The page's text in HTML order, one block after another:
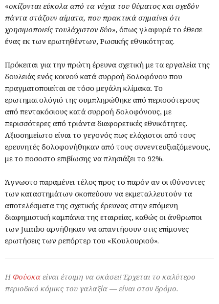
«σκίζονται εύκολα από τα νύχια του θύματος και σχεδόν
πάντα στάζουν αίματα, που πρακτικά σημαίνει ότι
χρησιμοποιείς τουλάχιστον δύο», όπως γλαφυρά το έθεσε
ένας εκ των ερωτηθέντων, Ρωσικής εθνικότητας.
Πρόκειται για την πρώτη έρευνα σχετική με τα εργαλεία της
δουλειάς ενός κοινού κατά συρροή δολοφόνου που
πραγματοποιείται σε τόσο μεγάλη κλίμακα. Το
ερωτηματολόγιό της συμπληρώθηκε από περισσότερους
από πεντακόσιους κατά συρροή δολοφόνους, με
περισσότερες από τριάντα διαφορετικές εθνικότητες.
Αξιοσημείωτο είναι το γεγονός πως ελάχιστοι από τους
ερευνητές δολοφονήθηκαν από τους συνεντευξιαζόμενους,
με το ποσοστο επιβίωσης να πλησιάζει το 92%.
Άγνωστο παραμένει τέλος προς το παρόν αν οι ιθύνοντες
των καταστημάτων σκοπεύουν να εκμεταλλευτούν τα
αποτελέσματα της σχετικής έρευνας στην επόμενη
διαφημιστική καμπάνια της εταιρείας, καθώς οι άνθρωποι
των Jumbo αρνήθηκαν να απαντήσουν στις επίμονες
ερωτήσεις των ρεπόρτερ του «Κουλουριού».
Η Φούσκα είναι έτοιμη να σκάσει! Έρχεται το καλύτερο
περιοδικό κόμικς του γαλαξία — είναι στον δρόμο.